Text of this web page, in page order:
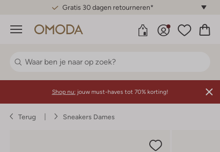
Gratis 30 dagen retourneren*
Menu
Shop nu: jouw must-haves tot 70% korting!
Terug Sneakers Dames